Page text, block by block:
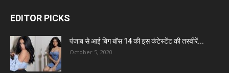
EDITOR PICKS
पंजाब से आई बिग बॉस 14 की इस कंटेस्टेंट की तस्वीरें...
October 5, 2020